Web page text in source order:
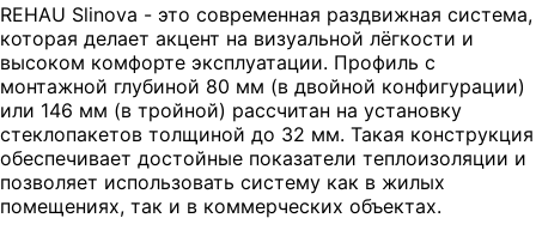
REHAU Slinova - это современная раздвижная система,
которая делает акцент на визуальной лёгкости и
высоком комфорте эксплуатации. Профиль с
монтажной глубиной 80 мм (в двойной конфигурации)
или 146 мм (в тройной) рассчитан на установку
стеклопакетов толщиной до 32 мм. Такая конструкция
обеспечивает достойные показатели теплоизоляции и
позволяет использовать систему как в жилых
помещениях, так и в коммерческих объектах.